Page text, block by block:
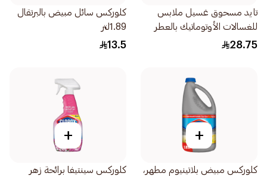
تايد مسحوق غسيل ملابس
للغسالات الأوتوماتيك بالعطر
الأصلي 1.5 كجم
28.75
كلوركس سائل مبيض بالبرتقال
1.89لتر
13.5
+
كلوركس مبيض بلاتينيوم مطهر،
+
كلوركس سينتيفا برائحة زهر